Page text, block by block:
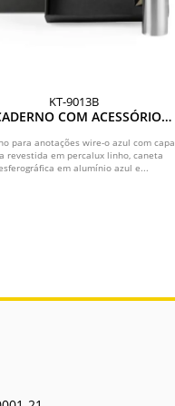
KT-9013B
COM ACESSÓRIOS -
para anotações wire-o azul com capa
revestida em percalux linho, caneta
em alumínio azul e...